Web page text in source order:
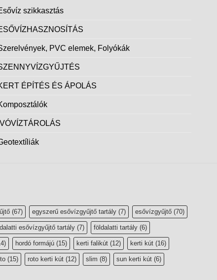
szikkasztás
PVC elemek, Folyókák
ÉPÍTÉS ÉS ÁPOLÁS
IVÓVÍZTÁROLÁS
(67) egyszerű esővízgyűjtő tartály (7) esővízgyűjtő (70)
esővízgyűjtő tartály (7) földalatti tartály (6)
hordó formájú (15) kerti falikút (12) kerti kút (16)
(15) roto kerti kút (12) slim (8) sun kerti kút (6)